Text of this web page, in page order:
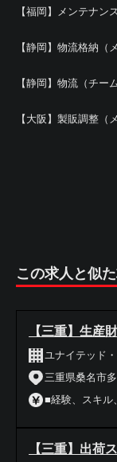
【福岡】メンテナン
【静岡】物流格納（
【静岡】物流（チー
【大阪】製販調整（
この求人と似
【三重】生産
ユナイテッド
三重県桑名市
■経験、スキル
【三重】出